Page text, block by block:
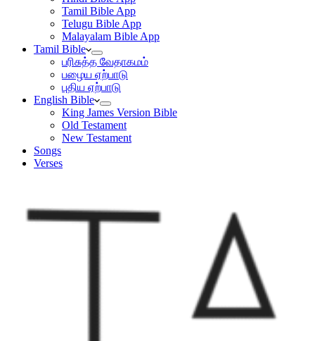
Tamil Bible App
Telugu Bible App
Malayalam Bible App
Tamil Bible
பரிசுத்த வேதாகமம்
பழைய ஏற்பாடு
புதிய ஏற்பாடு
English Bible
King James Version Bible
Old Testament
New Testament
Songs
Verses